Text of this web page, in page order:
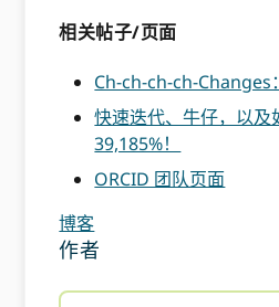
相关帖子/页面
Ch-ch-ch-ch-Changes
快速迭代、牛仔，以及
39,185%！
ORCID 团队页面
博客
作者